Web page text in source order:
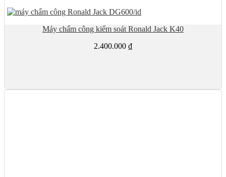
Máy chấm công kiểm soát Ronald Jack K40
2.400.000 ₫